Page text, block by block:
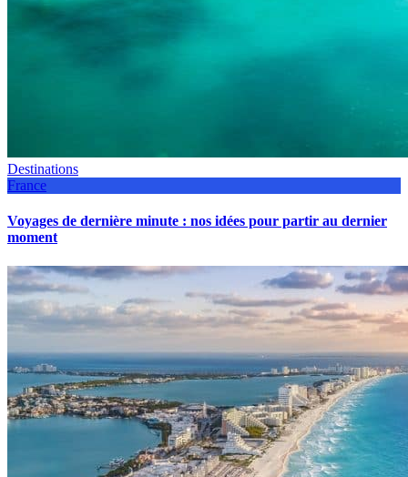
Destinations
France
Voyages de dernière minute : nos idées pour partir au dernier
moment